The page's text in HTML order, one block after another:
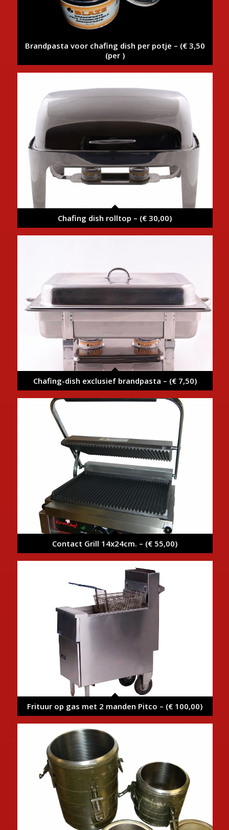
Brandpasta voor chafing dish per potje – (€ 3,50
(per )
Chafing dish rolltop – (€ 30,00)
Chafing-dish exclusief brandpasta – (€ 7,50)
Contact Grill 14x24cm. – (€ 55,00)
Frituur op gas met 2 manden Pitco – (€ 100,00)